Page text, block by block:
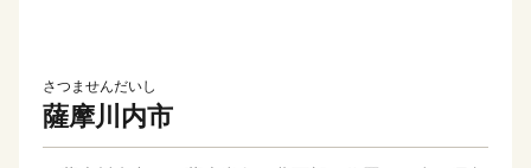
さつませんだいし
薩摩川内市